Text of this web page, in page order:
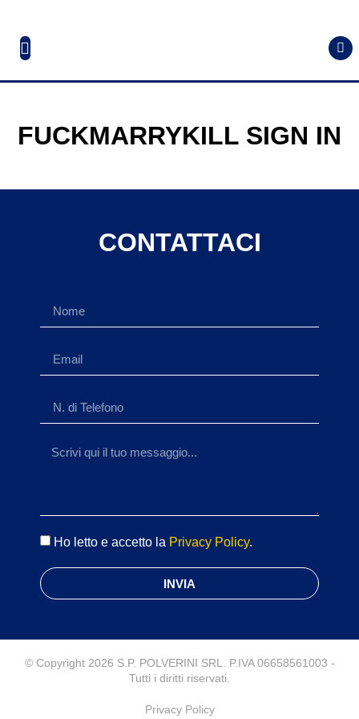
FUCKMARRYKILL SIGN IN
CONTATTACI
Ho letto e accetto la Privacy Policy.
INVIA
© Copyright 2026 S.P. POLVERINI SRL. P.IVA 06658561003 -
Tutti i diritti riservati.
Privacy Policy